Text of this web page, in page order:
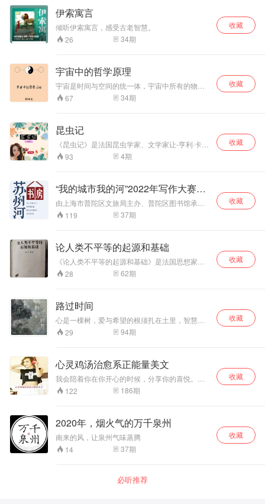
球之路正式启程。
他们穿越英吉利海
峡，横跨欧洲大
陆，在苏伊士运河
度洋的波涛，遭遇
热带风暴的侵袭与
海盗的觊觎。路路
通的街头智慧与福
路通凭借灵活应变
救下被迫殉葬的王
公妻子；在北美，
福克以冷静决断化
机，而路路通则用
巧妙的伪装为前行
扫清障碍。 旅程
中，时间始终是最
严苛的对手。误判
病、甚至被误认为
银行窃贼的追捕，
一次次将他们推向
失败的边缘。福克
看似冷漠的外表
坚守与对正义的执
着——他愿为拯救
陌生人而耽误行
程，也愿为维护尊
奇盲从，逐渐成长
为福克最信赖的伙
伴，他的乐观与果
敢，成为这段艰难
大象骑行，从远洋
轮船到雪橇飞驰，
两人的足迹遍布四
大洲，见证了不同
体，向自然、历史、梦境、人生、人性进行最简
洁的质问，带我们进入他用直觉和纯粹的想象构
筑的国度，同时也陷入哲理性的思索。此次为中
文版首次出版，由著名译者陈黎、张芬龄自西班
牙语完整译出。 《疑问集》是一部任何年龄的读
问题给人灵感，让被人遗忘的事实重新浮现。让
我们直面自以为了解、却一无所知的一切。
伊索寓言
倾听伊索寓言，感受古老智慧。
26
34期
收藏
宇宙中的哲学原理
宇宙是时间与空间的统一体，宇宙中所有的物质
和所有的意识都是随着时间和空间的变化，由无
到有，从有到无，无限循环，无穷无尽。无：就
是矛盾，1和-1，如同太极中的阴和阳，矛盾中的
矛和盾。宇宙就是从0开始，从无极开始，到太
极，到物质和意识组成的矛盾的世界，最后又结
束于0。无限循环。所有的物质存在和意识存在，
都是矛盾的统一体，矛盾双方同时产生，同时存
67 34期
收藏
昆虫记
《昆虫记》是法国昆虫学家、文学家让-亨利·卡西
米尔·法布尔创作的长篇生物学著作，共十卷。
1879年第一卷首次出版 该作品是一部概括昆虫的
录了昆虫真实的生活，表述的是昆虫为生存而斗
争时表现出的灵性，还记载着法布尔痴迷昆虫研
究的动因、生平抱负、知识背景、生活状况等等
内容。 作者将昆虫的多彩生活与自己的人生感悟
融为一体，用人性去看待昆虫，字里行间都透露
93 4期
收藏
“我的城市我的河”2022年写作大赛美
文
由上海市普陀区文旅局主办、普陀区图书馆承办
的2022年长三角市民写作大赛自7月发布以来，
获得社会各界广泛关注，来自全国多个省、市、
年龄跨度从7岁到93岁不等，总计收到来稿3000
余篇。经过三轮评审，最终评选出100篇优秀作
品。同时，还有25位知名作家、学者、媒体人共
襄盛举，书写城市与江河的故事。这些文字或温
暖或舒缓、或朴素或稚嫩，都在努力地用文学的
119 37期
收藏
论人类不平等的起源和基础
《论人类不平等的起源和基础》是法国思想家卢
梭创作的哲学著作，探讨了社会不平等的原因及
克服的方法，批判了封建等级关系。作者认为生
态”，产生了贫富不均的社会现象；揣测到了矛盾
斗争会发生对立面转化，以及发展是一个螺旋式
上升的过程；认识到私有制是社会不平等的根
源，又认为每人有少量私有财产是社会平等的基
础
28 62期
收藏
路过时间
心是一棵树，爱与希望的根须扎在土里，智慧与
感情的枝叶招展在蓝天下。无论是岁月的风扑面
而来，还是滚滚尘埃遮蔽了翠叶青枝，它总是静
傲，也不卑微。
29 94期
收藏
心灵鸡汤治愈系正能量美文
我会陪着你在你开心的时候，分享你的喜悦。我
会陪着你在你失落的时候，给你大大的鼓励。我
会陪着你在你迷茫的时候，给你一个目标。我会
心灵鸡汤读书，专注于情感生活 ，故事百科， 心
灵鸡汤 ，职场沟通听书节目，音乐美文 . 我愿化
作一个太阳，温暖地照耀着你;我愿化作一轮明
月，黑暗中陪伴着你;我愿化作一缕春风，轻轻地
抚摸着你;我愿化作一滴甘露，快乐地滋润着你。
暖。就算她不远不近，只要想到她，就永远会觉
122 186期
收藏
2020年，烟火气的万千泉州
南来的风，让泉州气味蒸腾
14
37期
收藏
必听推荐